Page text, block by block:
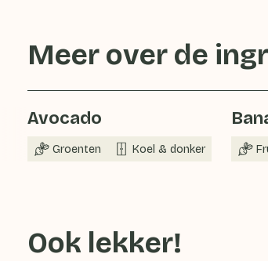
Meer over de
Avocado
Groenten Koel & donker
Ook lekker!